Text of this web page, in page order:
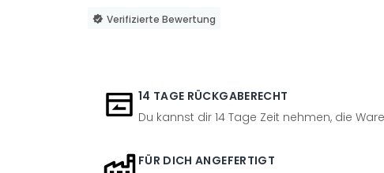
Verifizierte Bewertung
14 TAGE RÜCKGABERECHT
Du kannst dir 14 Tage Zeit nehmen, die
FÜR DICH ANGEFERTIGT